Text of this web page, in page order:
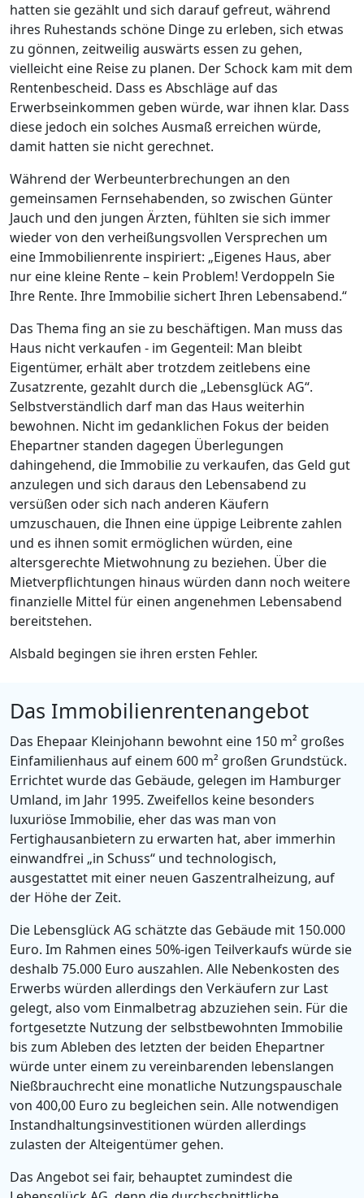
hatten sie gezählt und sich darauf gefreut, während
ihres Ruhestands schöne Dinge zu erleben, sich etwas
zu gönnen, zeitweilig auswärts essen zu gehen,
vielleicht eine Reise zu planen. Der Schock kam mit dem
Rentenbescheid. Dass es Abschläge auf das
Erwerbseinkommen geben würde, war ihnen klar. Dass
diese jedoch ein solches Ausmaß erreichen würde,
damit hatten sie nicht gerechnet.
Während der Werbeunterbrechungen an den
gemeinsamen Fernsehabenden, so zwischen Günter
Jauch und den jungen Ärzten, fühlten sie sich immer
wieder von den verheißungsvollen Versprechen um
eine Immobilienrente inspiriert: „Eigenes Haus, aber
nur eine kleine Rente – kein Problem! Verdoppeln Sie
Ihre Rente. Ihre Immobilie sichert Ihren Lebensabend.“
Das Thema fing an sie zu beschäftigen. Man muss das
Haus nicht verkaufen - im Gegenteil: Man bleibt
Eigentümer, erhält aber trotzdem zeitlebens eine
Zusatzrente, gezahlt durch die „Lebensglück AG“.
Selbstverständlich darf man das Haus weiterhin
bewohnen. Nicht im gedanklichen Fokus der beiden
Ehepartner standen dagegen Überlegungen
dahingehend, die Immobilie zu verkaufen, das Geld gut
anzulegen und sich daraus den Lebensabend zu
versüßen oder sich nach anderen Käufern
umzuschauen, die Ihnen eine üppige Leibrente zahlen
und es ihnen somit ermöglichen würden, eine
altersgerechte Mietwohnung zu beziehen. Über die
Mietverpflichtungen hinaus würden dann noch weitere
finanzielle Mittel für einen angenehmen Lebensabend
bereitstehen.
Alsbald begingen sie ihren ersten Fehler.
Das Immobilienrentenangebot
Das Ehepaar Kleinjohann bewohnt eine 150 m² großes
Einfamilienhaus auf einem 600 m² großen Grundstück.
Errichtet wurde das Gebäude, gelegen im Hamburger
Umland, im Jahr 1995. Zweifellos keine besonders
luxuriöse Immobilie, eher das was man von
Fertighausanbietern zu erwarten hat, aber immerhin
einwandfrei „in Schuss“ und technologisch,
ausgestattet mit einer neuen Gaszentralheizung, auf
der Höhe der Zeit.
Die Lebensglück AG schätzte das Gebäude mit 150.000
Euro. Im Rahmen eines 50%-igen Teilverkaufs würde sie
deshalb 75.000 Euro auszahlen. Alle Nebenkosten des
Erwerbs würden allerdings den Verkäufern zur Last
gelegt, also vom Einmalbetrag abzuziehen sein. Für die
fortgesetzte Nutzung der selbstbewohnten Immobilie
bis zum Ableben des letzten der beiden Ehepartner
würde unter einem zu vereinbarenden lebenslangen
Nießbrauchrecht eine monatliche Nutzungspauschale
von 400,00 Euro zu begleichen sein. Alle notwendigen
Instandhaltungsinvestitionen würden allerdings
zulasten der Alteigentümer gehen.
Das Angebot sei fair, behauptet zumindest die